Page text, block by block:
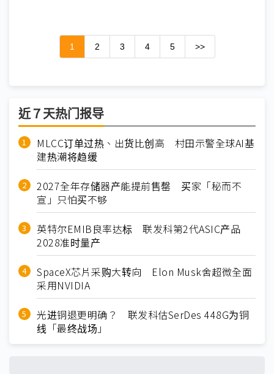
1 2 3 4 5 >>
近７天热门报导
MLCC订单过热、出货比创高 村田示警全球AI基
建热潮将趋缓
2027全年存储器产能提前售罄 买家「秘而不
宣」只怕买不够
英特尔EMIB良率达标 联发科第2代ASIC产品
2028准时量产
SpaceX芯片采购大转向 Elon Musk舍超微全面
采用NVIDIA
光进铜退更明确？ 联发科估SerDes 448G为铜
线「最终战场」